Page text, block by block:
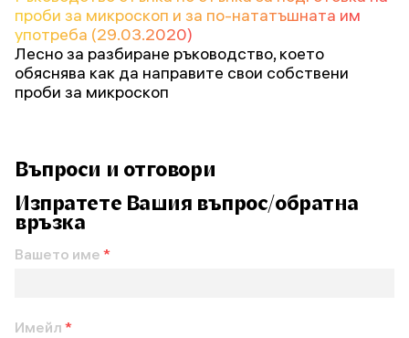
проби за микроскоп и за по-нататъшната им
употреба (29.03.2020)
Лесно за разбиране ръководство, което
обяснява как да направите свои собствени
проби за микроскоп
Въпроси и отговори
Изпратете Вашия въпрос/обратна
връзка
Вашето име *
Имейл *